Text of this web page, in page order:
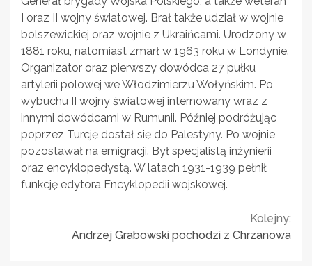
I oraz II wojny światowej. Brał także udział w wojnie
bolszewickiej oraz wojnie z Ukraińcami. Urodzony w
1881 roku, natomiast zmarł w 1963 roku w Londynie.
Organizator oraz pierwszy dowódca 27 pułku
artylerii polowej we Włodzimierzu Wołyńskim. Po
wybuchu II wojny światowej internowany wraz z
innymi dowódcami w Rumunii. Później podróżując
poprzez Turcję dostał się do Palestyny. Po wojnie
pozostawał na emigracji. Był specjalistą inżynierii
oraz encyklopedystą. W latach 1931-1939 pełnił
funkcję edytora Encyklopedii wojskowej.
Continue
Reading
Kolejny:
Andrzej Grabowski pochodzi z Chrzanowa